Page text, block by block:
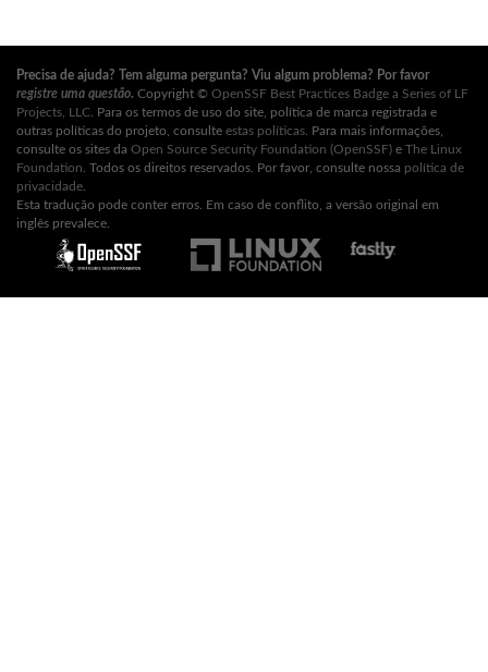
Precisa de ajuda? Tem alguma pergunta? Viu algum problema? Por favor
registre uma questão. Copyright © OpenSSF Best Practices Badge a Series of LF
Projects, LLC . Para os termos de uso do site, política de marca registrada e
outras políticas do projeto, consulte estas políticas . Para mais informações,
consulte os sites da Open Source Security Foundation (OpenSSF) e The Linux
Foundation . Todos os direitos reservados. Por favor, consulte nossa política de
privacidade
Esta tradução pode conter erros. Em caso de conflito, a versão original em
inglês prevalece.